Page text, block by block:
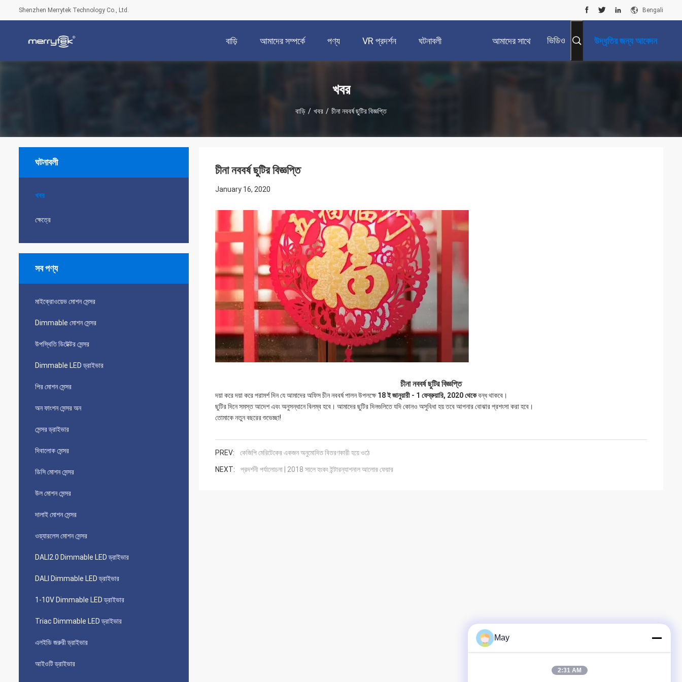
Shenzhen Merrytek Technology Co., Ltd. Bengali
বাড়ি আমাদের সম্পর্কে পণ্য VR প্রদর্শন ঘটনাবলী আমাদের সাথে ভিডিও উদ্ধৃতির জন্য আবেদন
খবর
বাড়ি / খবর / চীনা নববর্ষ ছুটির বিজ্ঞপ্তি
ঘটনাবলী
খবর
ক্ষেত্রে
সব পণ্য
মাইক্রোওয়েভ মোশন সেন্সর
Dimmable মোশন সেন্সর
উপস্থিতি ডিটেক্টর সেন্সর
Dimmable LED ড্রাইভার
পির মোশন সেন্সর
অন ​​ফাংশন সেন্সর অন
সেন্সর ড্রাইভার
দিবালোক সেন্সর
ডিসি মোশন সেন্সর
উল মোশন সেন্সর
দালাই মোশন সেন্সর
ওয়্যারলেস মোশন সেন্সর
DALI2.0 Dimmable LED ড্রাইভার
DALI Dimmable LED ড্রাইভার
1-10V Dimmable LED ড্রাইভার
Triac Dimmable LED ড্রাইভার
এলইডি জরুরী ড্রাইভার
আইওটি ড্রাইভার
চীনা নববর্ষ ছুটির বিজ্ঞপ্তি
January 16, 2020
চীনা নববর্ষ ছুটির বিজ্ঞপ্তি
দয়া করে দয়া করে পরামর্শ দিন যে আমাদের অফিস চীন নববর্ষ পালন উপলক্ষে18 ই জানুয়ারী - 1 ফেব্রুয়ারি, 2020 থেকেবন্ধ থাকবে।
ছুটির দিনে সমস্ত আদেশ এবং অনুসন্ধানে বিলম্ব হবে। আমাদের ছুটির দিনগুলিতে যদি কোনও অসুবিধা হয় তবে আপনার বোঝার প্রশংসা করা হবে।
তোমাকে নতুন বছরের শুভেচ্ছা!
PREV: কেজিপি মেরিটেকের একজন অনুমোদিত বিতরণকারী হয়ে ওঠে
NEXT: প্রদর্শনী পর্যালোচনা | 2018 সালে হংকং ইন্টারন্যাশনাল আলোর ফেয়ার
May
2:31 AM